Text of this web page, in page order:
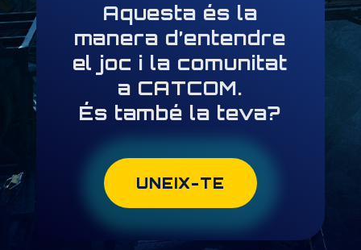
Aquesta és la
manera d’entendre
el joc i la comunitat
a CATCOM.
És també la teva?
UNEIX-TE